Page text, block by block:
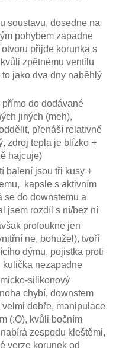
soustavu, dosedne na
pohybem zapadne
přijde korunka s
zpětnému ventilu
jako dva dny naběhlý
do dodávané
jiných (meh),
přenáší relativně
zdroj tepla je blízko +
hajcuje)
balení jsou tři kusy +
kapsle s aktivním
se do downstemu a
jsem rozdíl s ní/bez ní
profoukne jen
ne, bohužel), tvoří
dýmu, pojistka proti
nezapadne
silikonový
chybí, downstem
dobře, manipulace
(:O), kvůli bočním
zespodu kleštěmi,
verze korunek od